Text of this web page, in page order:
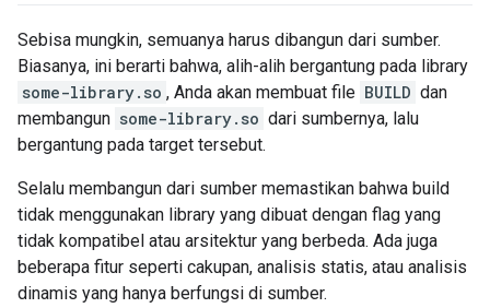
Sebisa mungkin, semuanya harus dibangun dari sumber.
Biasanya, ini berarti bahwa, alih-alih bergantung pada library
some-library.so , Anda akan membuat file BUILD dan
membangun some-library.so dari sumbernya, lalu
bergantung pada target tersebut.
Selalu membangun dari sumber memastikan bahwa build
tidak menggunakan library yang dibuat dengan flag yang
tidak kompatibel atau arsitektur yang berbeda. Ada juga
beberapa fitur seperti cakupan, analisis statis, atau analisis
dinamis yang hanya berfungsi di sumber.